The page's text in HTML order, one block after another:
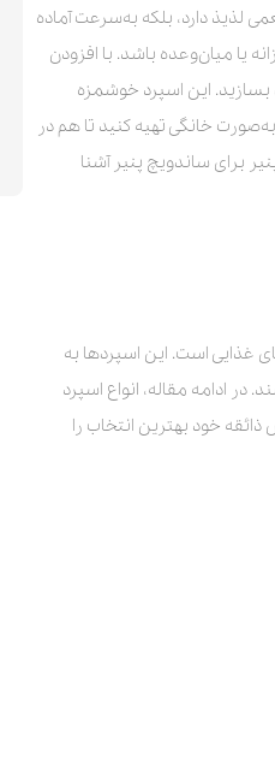
لذیذ دارد، بلکه به‌سرعت آماده
یا میان‌وعده باشد. با افزودن
این اسپرد خوشمزه
خانگی تهیه کنید تا هم در
برای ساندویچ پنیر آشنا
غذایی است. این اسپردها به
ادامه مقاله، انواع اسپرد
خود بهترین انتخاب را